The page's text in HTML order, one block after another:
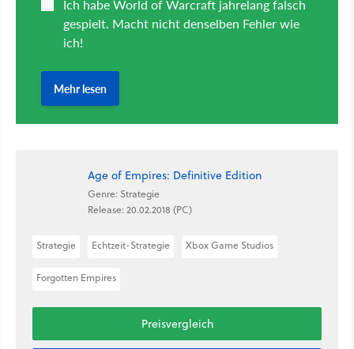
Age of Empires: Definitive Edition
Genre: Strategie
Release: 20.02.2018 (PC)
Strategie Echtzeit-Strategie Xbox Game Studios
Forgotten Empires
Preisvergleich